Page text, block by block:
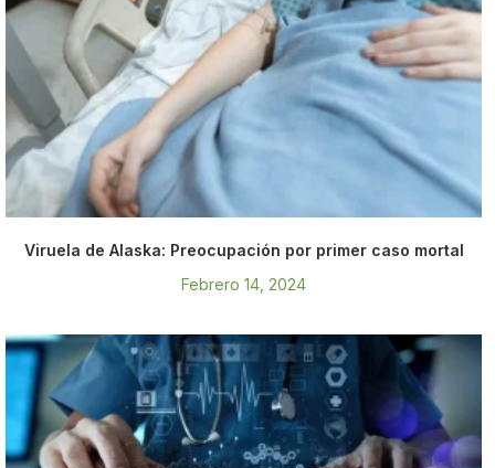
Viruela de Alaska: Preocupación por primer caso mortal
Febrero 14, 2024